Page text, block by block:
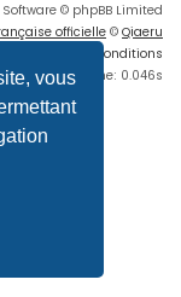
vous
© phpBB Limited
officielle© Qiaeru
Conditions
Time: 0.046s